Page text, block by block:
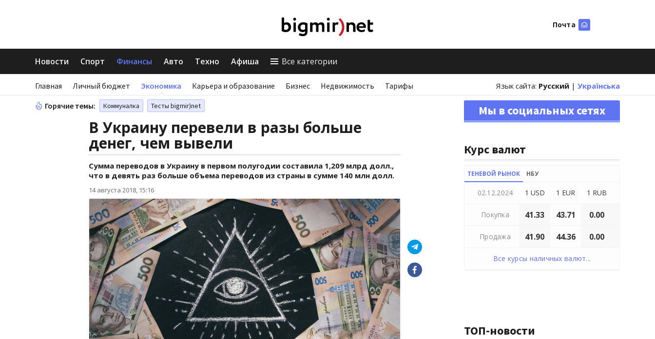
Почта
Новости Спорт Финансы Авто Техно Афиша Все категории
Главная Личный бюджет Экономика Карьера и образование Бизнес Недвижимость Тарифы Язык сайта: Русский | Українська
Горячие темы: Коммуналка Тесты bigmir)net
В Украину перевели в разы больше
денег, чем вывели
Сумма переводов в Украину в первом полугодии составила 1,209 млрд долл.,
что в девять раз больше объема переводов из страны в сумме 140 млн долл.
14 августа 2018, 15:16
Мы в социальных сетях
Курс валют
ТЕНЕВОЙ РЫНОК НБУ
02.12.2024 1 USD 1 EUR 1 RUB
Покупка 41.33 43.71 0.00
Продажа 41.90 44.36 0.00
Все курсы наличных валют...
ТОП-новости